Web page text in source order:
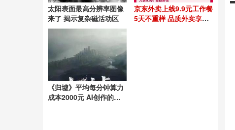
太阳表面最高分辨率图像
来了 揭示复杂磁活动区
京东外卖上线9.9元工作餐
5天不重样 品质外卖享不
《归墟》平均每分钟算力
成本2000元 AI创作的高